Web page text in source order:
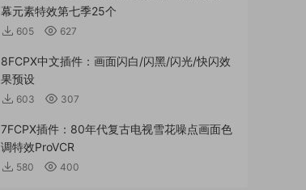
幕元素特效第七季25个
605 627
8FCPX中文插件：画面闪白/闪黑/闪光/快闪效
果预设
603 307
7FCPX插件：80年代复古电视雪花噪点画面色
调特效ProVCR
580 400